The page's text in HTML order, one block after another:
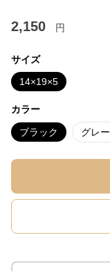
2,150 円
サイズ
14×19×5
カラー
ブラック グレー